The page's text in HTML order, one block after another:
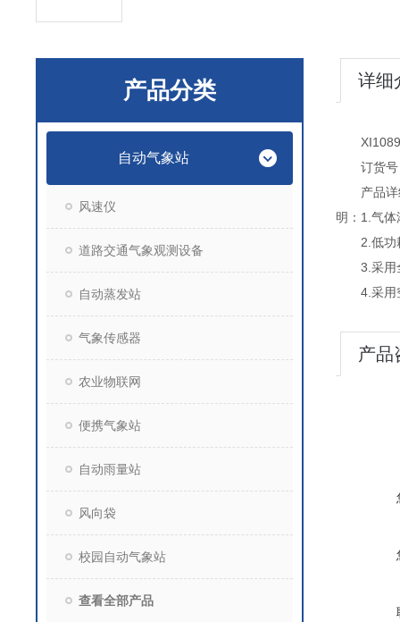
产品分类
自动气象站
风速仪
道路交通气象观测设备
自动蒸发站
气象传感器
农业物联网
便携气象站
自动雨量站
风向袋
校园自动气象站
查看全部产品
详细
明：
订货
产品
1.气体
2.低功
3.采用
4.采用
产品